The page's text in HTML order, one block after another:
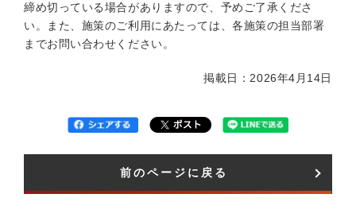
締め切っている場合がありますので、予めご了承くださ
い。また、施策のご利用にあたっては、各施策の担当部署
までお問い合わせください。
掲載日：2026年4月14日
前のページに戻る